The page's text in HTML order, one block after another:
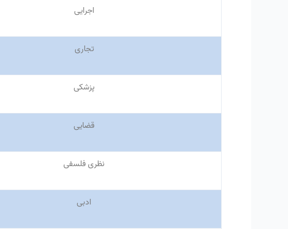
اجرایی
تجاری
پزشکی
قضایی
نظری فلسفی
ادبی